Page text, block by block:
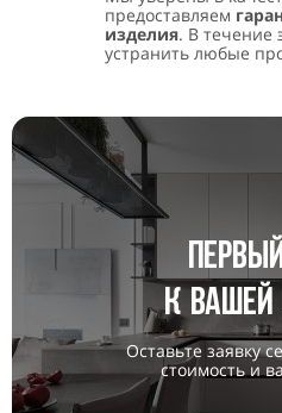
предоставляем
изделия. В течение
устранить любые
к вашей
Оставьте заявку
стоимость и